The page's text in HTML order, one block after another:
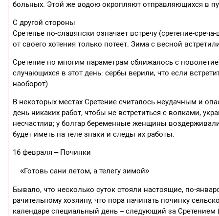
больных. Этой же водою окропляют отправляющихся в
С другой стороны
Сретенье по-славянски означает встречу (сретение-
от своего хотения только потеет. Зима с весной
Сретение по многим параметрам сближалось с
случающихся в этот день: сербы верили, что если
наоборот).
В некоторых местах Сретение считалось неудачным и
день никаких работ, чтобы не встретиться с волками;
несчастлив; у болгар беременные женщины
будет иметь на теле знаки и следы их работы.
16 февраля – Починки
«Готовь сани летом, а телегу зимой»
Бывало, что несколько суток стояли настоящие, по-
рачительному хозяину, что пора начинать починку
календаре специальный день – следующий за